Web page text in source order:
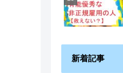
新着記事